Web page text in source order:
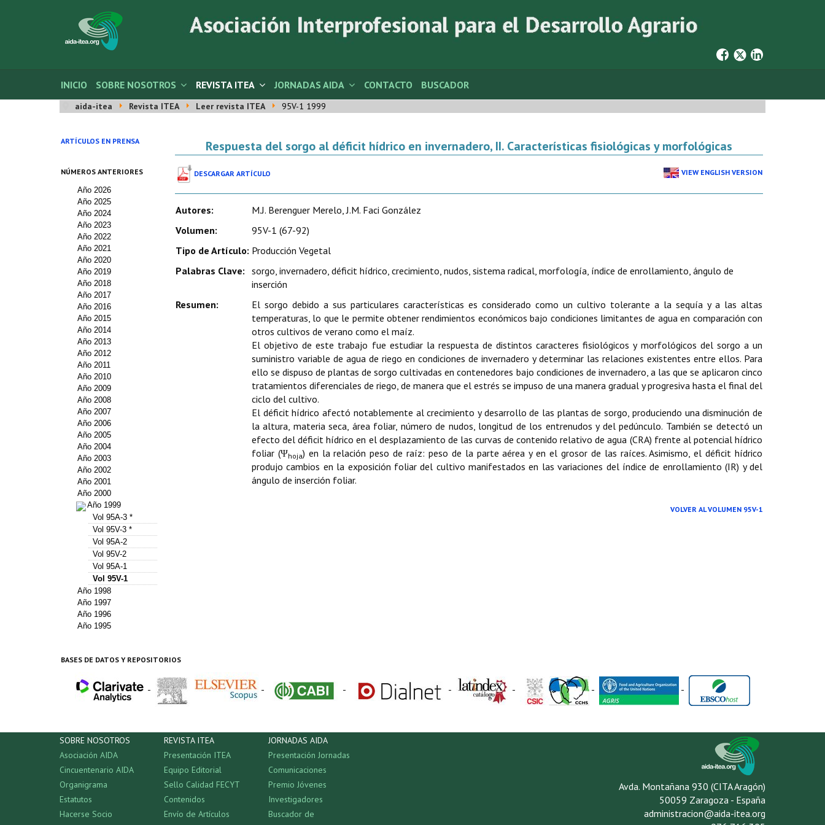
INICIO SOBRE NOSOTROS REVISTA ITEA JORNADAS AIDA CONTACTO BUSCADOR
aida-itea Revista ITEA Leer revista ITEA 95V-1 1999
ARTÍCULOS EN PRENSA
NÚMEROS ANTERIORES
Año 2026
Año 2025
Año 2024
Año 2023
Año 2022
Año 2021
Año 2020
Año 2019
Año 2018
Año 2017
Año 2016
Año 2015
Año 2014
Año 2013
Año 2012
Año 2011
Año 2010
Año 2009
Año 2008
Año 2007
Año 2006
Año 2005
Año 2004
Año 2003
Año 2002
Año 2001
Año 2000
Año 1999
Vol 95A-3 *
Vol 95V-3 *
Vol 95A-2
Vol 95V-2
Vol 95A-1
Vol 95V-1
Año 1998
Año 1997
Año 1996
Año 1995
Respuesta del sorgo al déficit hídrico en invernadero, II. Características fisiológicas y morfológicas
DESCARGAR ARTÍCULO VIEW ENGLISH VERSION
Autores:
M.J. Berenguer Merelo, J.M. Faci González
Volumen:
95V-1 (67-92)
Tipo de Artículo: Producción Vegetal
Palabras Clave: sorgo, invernadero, déficit hídrico, crecimiento, nudos, sistema radical, morfología, índice de enrollamiento, ángulo de
inserción
Resumen:
El sorgo debido a sus particulares características es considerado como un cultivo tolerante a la sequía y a las altas
temperaturas, lo que le permite obtener rendimientos económicos bajo condiciones limitantes de agua en comparación con
otros cultivos de verano como el maíz.
El objetivo de este trabajo fue estudiar la respuesta de distintos caracteres fisiológicos y morfológicos del sorgo a un
suministro variable de agua de riego en condiciones de invernadero y determinar las relaciones existentes entre ellos. Para
ello se dispuso de plantas de sorgo cultivadas en contenedores bajo condiciones de invernadero, a las que se aplicaron cinco
tratamientos diferenciales de riego, de manera que el estrés se impuso de una manera gradual y progresiva hasta el final del
ciclo del cultivo.
El déficit hídrico afectó notablemente al crecimiento y desarrollo de las plantas de sorgo, produciendo una disminución de
la altura, materia seca, área foliar, número de nudos, longitud de los entrenudos y del pedúnculo. También se detectó un
efecto del déficit hídrico en el desplazamiento de las curvas de contenido relativo de agua (CRA) frente al potencial hídrico
foliar (Ψhoja) en la relación peso de raíz: peso de la parte aérea y en el grosor de las raíces. Asimismo, el déficit hídrico
produjo cambios en la exposición foliar del cultivo manifestados en las variaciones del índice de enrollamiento (IR) y del
ángulo de inserción foliar.
VOLVER AL VOLUMEN 95V-1
BASES DE DATOS Y REPOSITORIOS
- - - - - - -
SOBRE NOSOTROS
Asociación AIDA
Cincuentenario AIDA
Organigrama
Estatutos
Hacerse Socio
REVISTA ITEA
Presentación ITEA
Equipo Editorial
Sello Calidad FECYT
Contenidos
Envío de Artículos
JORNADAS AIDA
Presentación Jornadas
Comunicaciones
Premio Jóvenes
Investigadores
Buscador de
Avda. Montañana 930 (CITA Aragón)
50059 Zaragoza - España
administracion@aida-itea.org